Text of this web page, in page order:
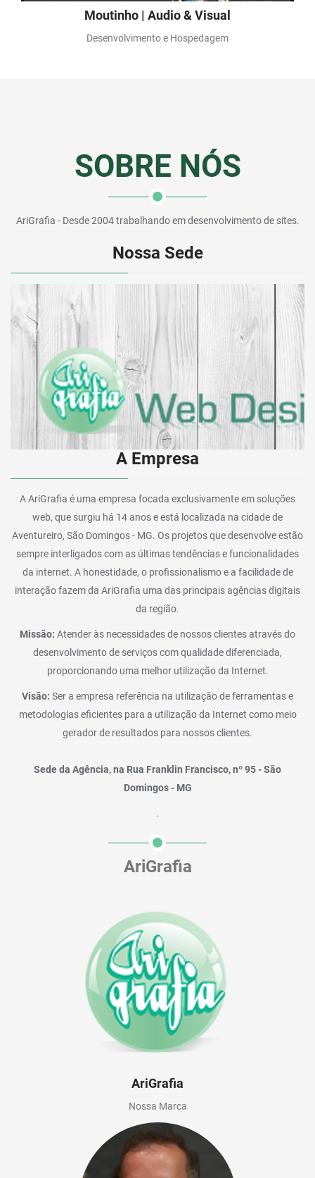
Moutinho | Audio & Visual
Desenvolvimento e Hospedagem
SOBRE NÓS
AriGrafia - Desde 2004 trabalhando em desenvolvimento de sites.
Nossa Sede
A Empresa
A AriGrafia é uma empresa focada exclusivamente em soluções
web, que surgiu há 14 anos e está localizada na cidade de
Aventureiro, São Domingos - MG. Os projetos que desenvolve estão
sempre interligados com as últimas tendências e funcionalidades
da internet. A honestidade, o profissionalismo e a facilidade de
interação fazem da AriGrafia uma das principais agências digitais
da região.
Missão: Atender às necessidades de nossos clientes através do
desenvolvimento de serviços com qualidade diferenciada,
proporcionando uma melhor utilização da Internet.
Visão: Ser a empresa referência na utilização de ferramentas e
metodologias eficientes para a utilização da Internet como meio
gerador de resultados para nossos clientes.
Sede da Agência, na Rua Franklin Francisco, nº 95 - São
Domingos - MG
.
AriGrafia
AriGrafia
Nossa Marca